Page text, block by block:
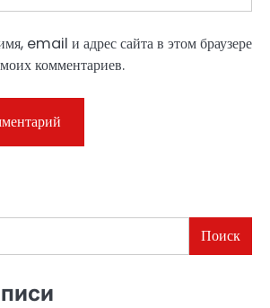
email и адрес сайта в этом браузере
комментариев.
Поиск